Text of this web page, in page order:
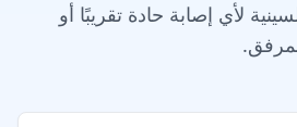
لأي إصابة حادة تقريبًا أو